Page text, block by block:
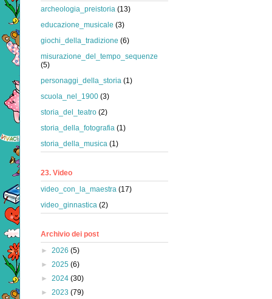
archeologia_preistoria (13)
educazione_musicale (3)
giochi_della_tradizione (6)
misurazione_del_tempo_sequenze
(5)
personaggi_della_storia (1)
scuola_nel_1900 (3)
storia_del_teatro (2)
storia_della_fotografia (1)
storia_della_musica (1)
23. Video
video_con_la_maestra (17)
video_ginnastica (2)
Archivio dei post
► 2026 (5)
► 2025 (6)
► 2024 (30)
► 2023 (79)